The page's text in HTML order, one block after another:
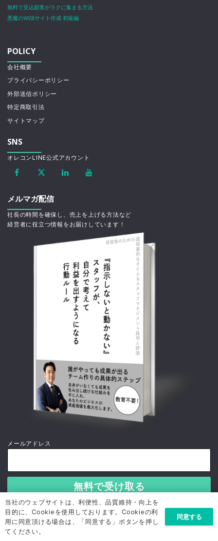
無料で見込顧客がラクに集まる方法
悪魔のWEBサイト作成 初級編
POLICY
会社概要
プライバシーポリシー
外部送信ポリシー
特定商取引法
サイトマップ
SNS
オレコンLINE公式アカウント
メルマガ配信
社長の時間を確保し、売上を上げる方法など
経営者に役立つ情報をお届けしています！
メールアドレス *
当社のウェブサイトは、利便性、品質維持・向上を
目的に、Cookieを使用しております。Cookieの利
用に同意頂ける場合は、「同意する」ボタンを押し
てください。
同意する